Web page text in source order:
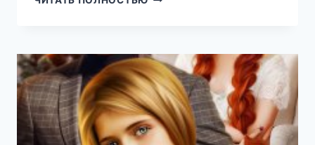
(НАТАЛИЯ
ЛАДЫГИНА)